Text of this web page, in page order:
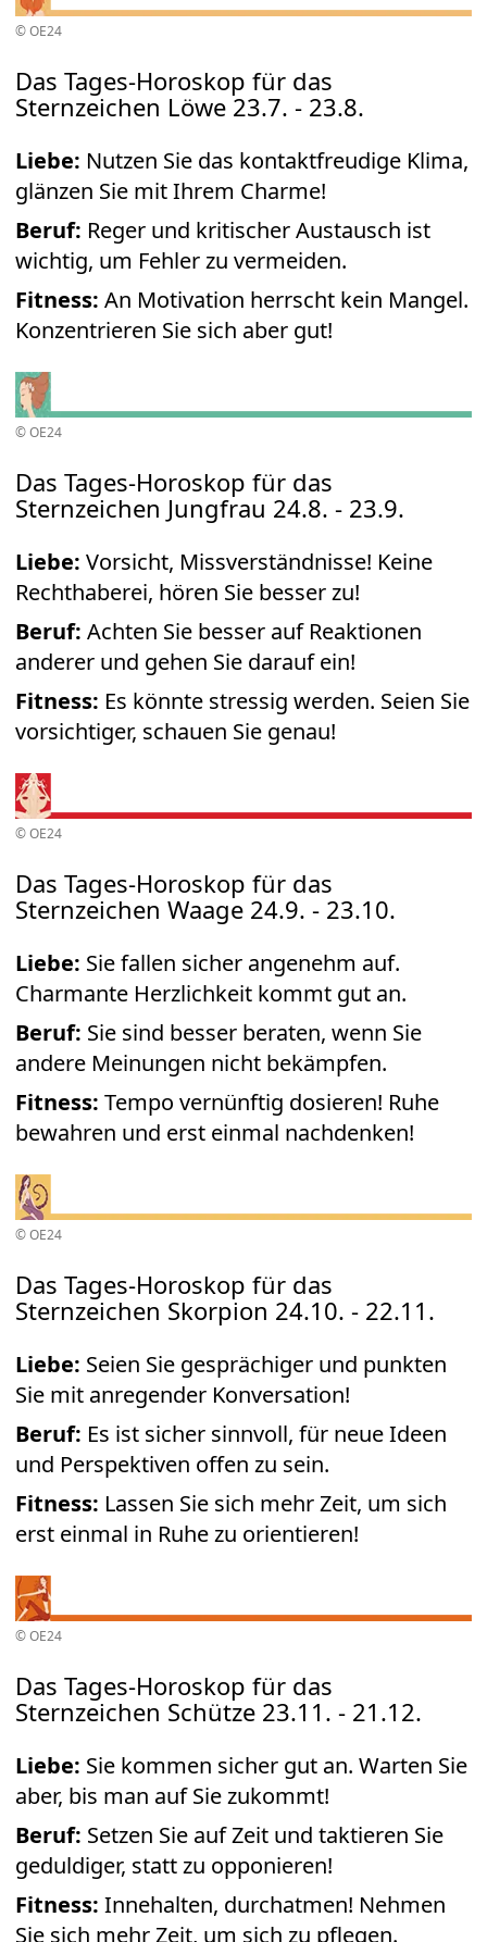
© OE24
Das Tages-Horoskop für das
Sternzeichen Löwe 23.7. - 23.8.
Liebe: Nutzen Sie das kontaktfreudige Klima,
glänzen Sie mit Ihrem Charme!
Beruf: Reger und kritischer Austausch ist
wichtig, um Fehler zu vermeiden.
Fitness: An Motivation herrscht kein Mangel.
Konzentrieren Sie sich aber gut!
© OE24
Das Tages-Horoskop für das
Sternzeichen Jungfrau 24.8. - 23.9.
Liebe: Vorsicht, Missverständnisse! Keine
Rechthaberei, hören Sie besser zu!
Beruf: Achten Sie besser auf Reaktionen
anderer und gehen Sie darauf ein!
Fitness: Es könnte stressig werden. Seien Sie
vorsichtiger, schauen Sie genau!
© OE24
Das Tages-Horoskop für das
Sternzeichen Waage 24.9. - 23.10.
Liebe: Sie fallen sicher angenehm auf.
Charmante Herzlichkeit kommt gut an.
Beruf: Sie sind besser beraten, wenn Sie
andere Meinungen nicht bekämpfen.
Fitness: Tempo vernünftig dosieren! Ruhe
bewahren und erst einmal nachdenken!
© OE24
Das Tages-Horoskop für das
Sternzeichen Skorpion 24.10. - 22.11.
Liebe: Seien Sie gesprächiger und punkten
Sie mit anregender Konversation!
Beruf: Es ist sicher sinnvoll, für neue Ideen
und Perspektiven offen zu sein.
Fitness: Lassen Sie sich mehr Zeit, um sich
erst einmal in Ruhe zu orientieren!
© OE24
Das Tages-Horoskop für das
Sternzeichen Schütze 23.11. - 21.12.
Liebe: Sie kommen sicher gut an. Warten Sie
aber, bis man auf Sie zukommt!
Beruf: Setzen Sie auf Zeit und taktieren Sie
geduldiger, statt zu opponieren!
Fitness: Innehalten, durchatmen! Nehmen
Sie sich mehr Zeit, um sich zu pflegen.